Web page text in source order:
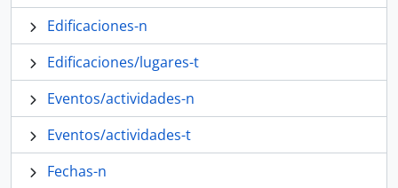
Edificaciones-n
Edificaciones/lugares-t
Eventos/actividades-n
Eventos/actividades-t
Fechas-n